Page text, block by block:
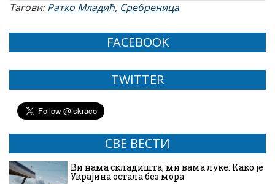
Тагови:Ратко Младић, Сребреница
FACEBOOK
TWITTER
СВЕ ВЕСТИ
Ви нама складишта, ми вама луке: Како је
Украјина остала без мора